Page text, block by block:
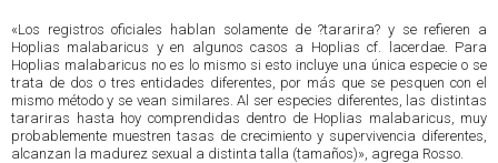
«Los registros oficiales hablan solamente de ?tararira? y se refieren a
Hoplias malabaricus y en algunos casos a Hoplias cf. lacerdae. Para
Hoplias malabaricus no es lo mismo si esto incluye una única especie o se
trata de dos o tres entidades diferentes, por más que se pesquen con el
mismo método y se vean similares. Al ser especies diferentes, las distintas
tarariras hasta hoy comprendidas dentro de Hoplias malabaricus, muy
probablemente muestren tasas de crecimiento y supervivencia diferentes,
alcanzan la madurez sexual a distinta talla (tamaños)», agrega Rosso.